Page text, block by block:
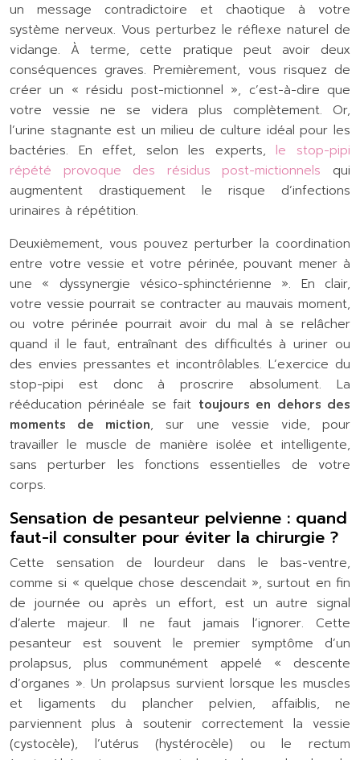
un message contradictoire et chaotique à votre
système nerveux. Vous perturbez le réflexe naturel de
vidange. À terme, cette pratique peut avoir deux
conséquences graves. Premièrement, vous risquez de
créer un « résidu post-mictionnel », c’est-à-dire que
votre vessie ne se videra plus complètement. Or,
l’urine stagnante est un milieu de culture idéal pour les
bactéries. En effet, selon les experts, le stop-pipi
répété provoque des résidus post-mictionnels qui
augmentent drastiquement le risque d’infections
urinaires à répétition.
Deuxièmement, vous pouvez perturber la coordination
entre votre vessie et votre périnée, pouvant mener à
une « dyssynergie vésico-sphinctérienne ». En clair,
votre vessie pourrait se contracter au mauvais moment,
ou votre périnée pourrait avoir du mal à se relâcher
quand il le faut, entraînant des difficultés à uriner ou
des envies pressantes et incontrôlables. L’exercice du
stop-pipi est donc à proscrire absolument. La
rééducation périnéale se fait toujours en dehors des
moments de miction, sur une vessie vide, pour
travailler le muscle de manière isolée et intelligente,
sans perturber les fonctions essentielles de votre
corps.
Sensation de pesanteur pelvienne : quand
faut-il consulter pour éviter la chirurgie ?
Cette sensation de lourdeur dans le bas-ventre,
comme si « quelque chose descendait », surtout en fin
de journée ou après un effort, est un autre signal
d’alerte majeur. Il ne faut jamais l’ignorer. Cette
pesanteur est souvent le premier symptôme d’un
prolapsus, plus communément appelé « descente
d’organes ». Un prolapsus survient lorsque les muscles
et ligaments du plancher pelvien, affaiblis, ne
parviennent plus à soutenir correctement la vessie
(cystocèle), l’utérus (hystérocèle) ou le rectum